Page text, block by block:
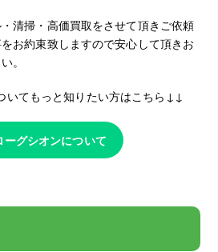
清掃・高価買取をさせて頂きご依頼
お約束致しますので安心して頂きお
。
いてもっと知りたい方はこちら↓↓
ーグシオンについて